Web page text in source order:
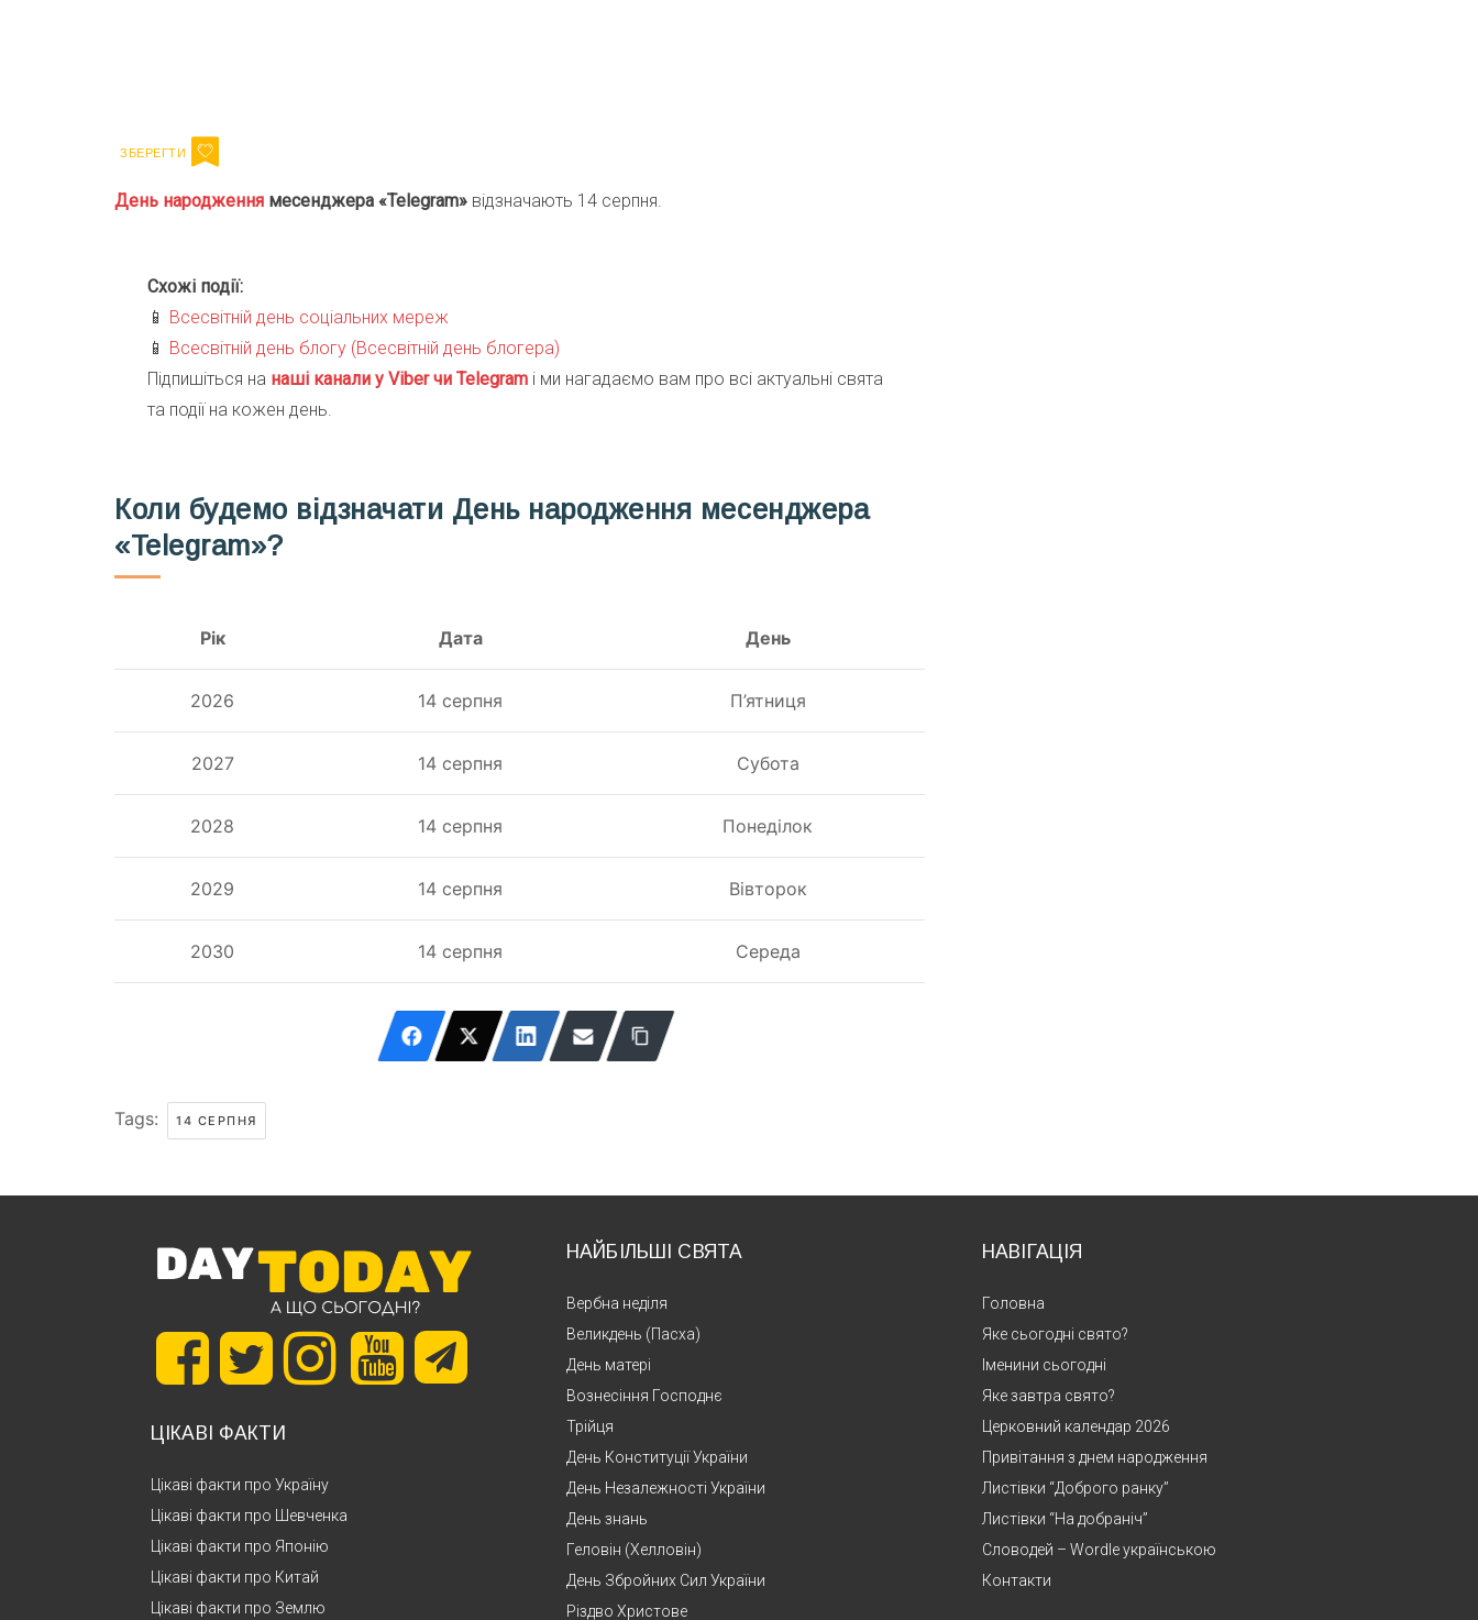
День народження месенджера «Telegram» відзначають 14 серпня.
Схожі події:
📱 Всесвітній день соціальних мереж
📱 Всесвітній день блогу (Всесвітній день блогера)
Підпишіться на наші канали у Viber чи Telegram і ми нагадаємо вам про всі актуальні свята
та події на кожен день.
Коли будемо відзначати День народження месенджера
«Telegram»?
Рік Дата День
2026 14 серпня П’ятниця
2027 14 серпня Субота
2028 14 серпня Понеділок
2029 14 серпня Вівторок
2030 14 серпня Середа
Tags: 14 СЕРПНЯ
ЦІКАВІ ФАКТИ
Цікаві факти про Україну
Цікаві факти про Шевченка
Цікаві факти про Японію
Цікаві факти про Китай
Цікаві факти про Землю
НАЙБІЛЬШІ СВЯТА
Вербна неділя
Великдень (Пасха)
День матері
Вознесіння Господнє
Трійця
День Конституції України
День Незалежності України
День знань
Геловін (Хелловін)
День Збройних Сил України
Різдво Христове
НАВІГАЦІЯ
Головна
Яке сьогодні свято?
Іменини сьогодні
Яке завтра свято?
Церковний календар 2026
Привітання з днем народження
Листівки “Доброго ранку”
Листівки “На добраніч”
Словодей – Wordle українською
Контакти